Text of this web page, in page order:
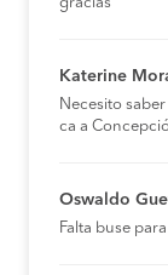
Katerine
Necesito
ca a
Oswaldo
Falta buse